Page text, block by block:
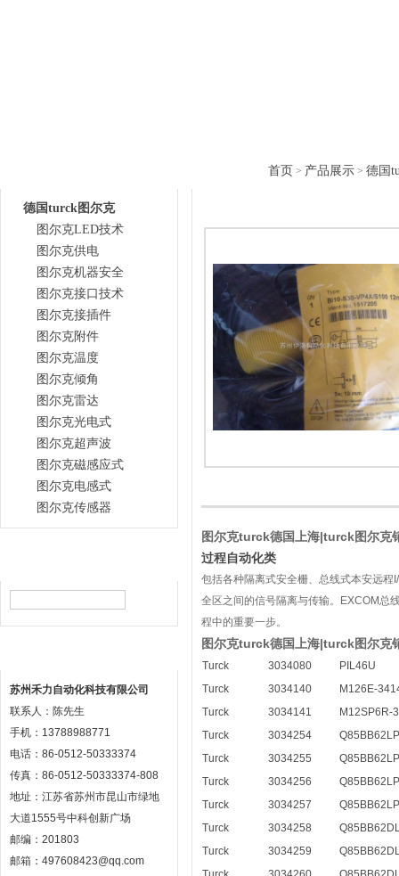
德国turck图尔克
图尔克LED技术
图尔克供电
图尔克机器安全
图尔克接口技术
图尔克接插件
图尔克附件
图尔克温度
图尔克倾角
图尔克雷达
图尔克光电式
图尔克超声波
图尔克磁感应式
图尔克电感式
图尔克传感器
苏州禾力自动化科技有限公司
联系人：陈先生
手机：13788988771
电话：86-0512-50333374
传真：86-0512-50333374-808
地址：江苏省苏州市昆山市绿地
大道1555号中科创新广场
邮编：201803
邮箱：497608423@qq.com
首页 > 产品展示 > 德国
图尔克turck德国上海|turck图尔克
过程自动化类
包括各种隔离式安全栅、总线式本安远
全区之间的信号隔离与传输。EXCOM总
程中的重要一步。
图尔克turck德国上海|turck图尔克
Turck 3034080
PIL46U
Turck
3034140
M126E-
Turck
3034141
M12SP6R-
Turck
3034254
Turck
3034255
Q85BB62LP
Turck
3034256
Turck
3034257
Turck
3034258
Turck
3034259